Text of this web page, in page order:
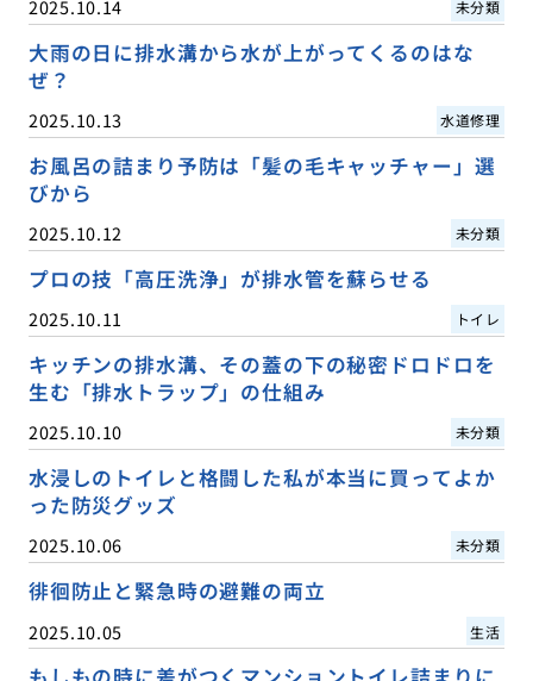
2025.10.14 未分類
大雨の日に排水溝から水が上がってくるのはな
ぜ？
2025.10.13 水道修理
お風呂の詰まり予防は「髪の毛キャッチャー」選
びから
2025.10.12 未分類
プロの技「高圧洗浄」が排水管を蘇らせる
2025.10.11 トイレ
キッチンの排水溝、その蓋の下の秘密ドロドロを
生む「排水トラップ」の仕組み
2025.10.10 未分類
水浸しのトイレと格闘した私が本当に買ってよか
った防災グッズ
2025.10.06 未分類
徘徊防止と緊急時の避難の両立
2025.10.05 生活